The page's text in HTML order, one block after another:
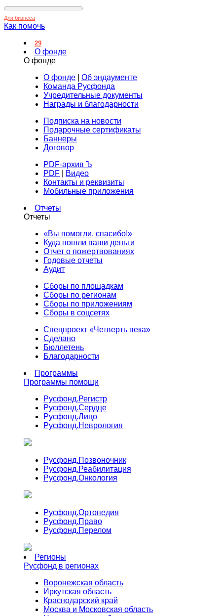
Для бизнеса
Как помочь
29
О фонде
О фонде
О фонде
Об эндаументе
Команда Русфонда
Учредительные документы
Награды и благодарности
Подписка на новости
Подарочные сертификаты
Баннеры
Договор
PDF-архив Ъ
PDF
Видео
Контакты и реквизиты
Мобильные приложения
Отчеты
Отчеты
«Вы помогли, спасибо!»
Куда пошли ваши деньги
Отчет о пожертвованиях
Годовые отчеты
Аудит
Сборы по площадкам
Сборы по регионам
Сборы по приложениям
Сборы в соцсетях
Спецпроект «Четверть века»
Сделано
Бюллетень
Благодарности
Программы
Программы помощи
Русфонд.Регистр
Русфонд.Сердце
Русфонд.Лицо
Русфонд.Неврология
Русфонд.Позвоночник
Русфонд.Реабилитация
Русфонд.Онкология
Русфонд.Ортопедия
Русфонд.Право
Русфонд.Перелом
Регионы
Русфонд в регионах
Воронежская область
Иркутская область
Краснодарский край
Москва и Московская область